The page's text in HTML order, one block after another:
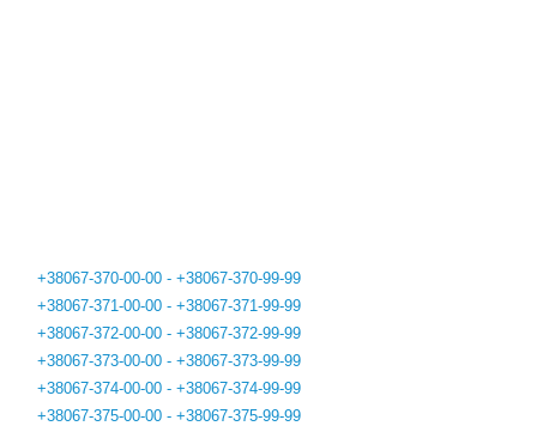
+38067-370-00-00 - +38067-370-99-99
+38067-371-00-00 - +38067-371-99-99
+38067-372-00-00 - +38067-372-99-99
+38067-373-00-00 - +38067-373-99-99
+38067-374-00-00 - +38067-374-99-99
+38067-375-00-00 - +38067-375-99-99